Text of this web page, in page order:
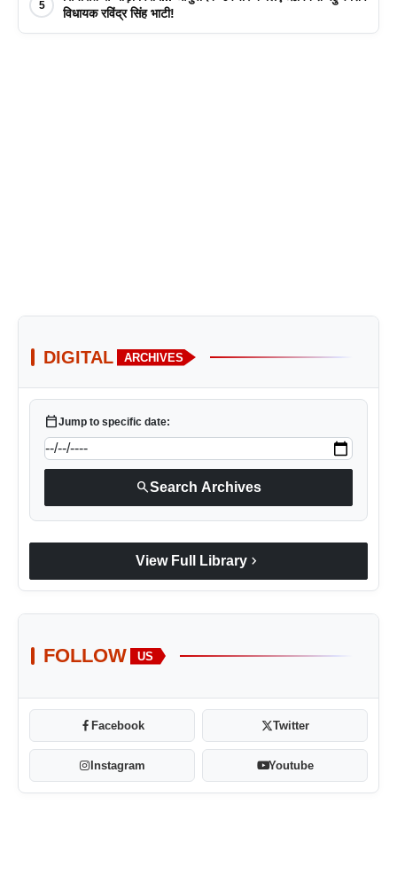
5
विधायक रविंद्र सिंह भाटी!
DIGITAL ARCHIVES
calendar_todayJump to specific date:
searchSearch Archives
View Full Library chevron_right
FOLLOW US
Facebook Twitter
Instagram Youtube